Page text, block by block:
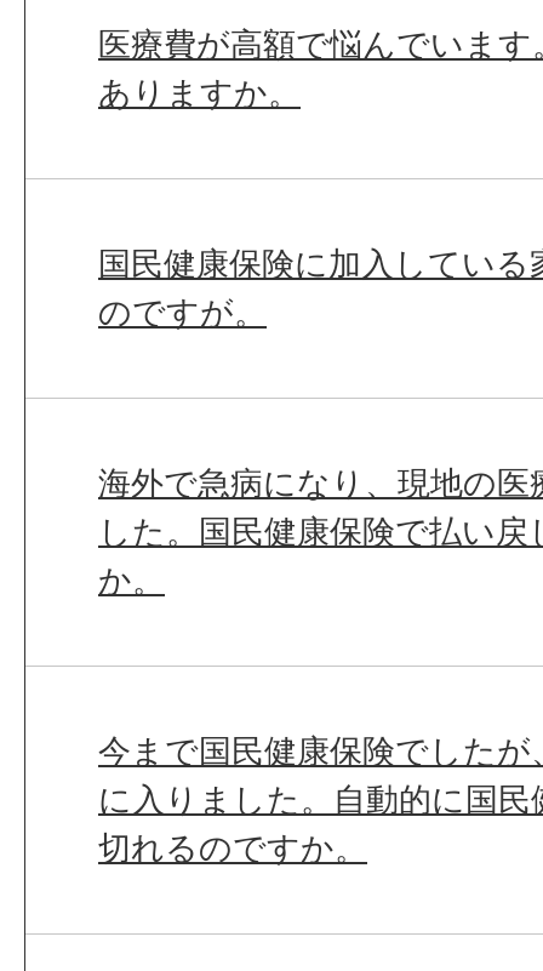
医療費が高額で悩んでいま
ありますか。
国民健康保険に加入してい
のですが。
海外で急病になり、現地の
した。国民健康保険で払い
か。
今まで国民健康保険でしたが
に入りました。自動的に国
切れるのですか。